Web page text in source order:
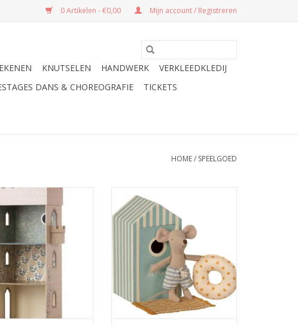
0 Artikelen - €0,00 Mijn account / Registreren
KNUTSELEN HANDWERK
VERKLEEDKLEDIJ
DANS & CHOREOGRAFIE
TICKETS
HOME/ SPEELGOED
poppenhuis in de vorm
kasteel met spiegel.
kan niet wachten, zijn eerste
dagje aan het strand!
Zwembroek aan en héél
belangrijk zijn zwemband mee!
Genoeg gespeeld in de zee? Dan
kan de Maileg muis kleine broer
op zijn handdoekje uitrusten bij
zijn strandhutje.